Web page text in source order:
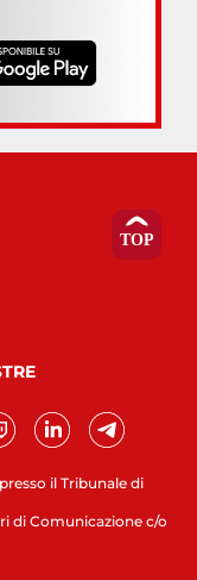
il Tribunale di
di Comunicazione c/o